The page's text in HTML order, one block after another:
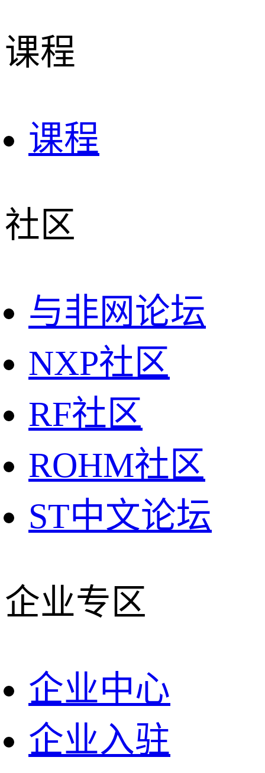
课程
课程
社区
与非网论坛
NXP社区
RF社区
ROHM社区
ST中文论坛
企业专区
企业中心
企业入驻